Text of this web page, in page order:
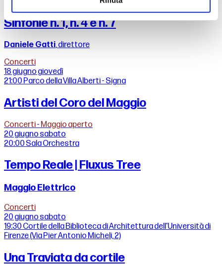
Sinfonie n. 1, n. 4 e n. 7
Daniele Gatti, direttore
Concerti
18 giugno giovedì
21:00 Parco della Villa Alberti - Signa
Artisti del Coro del Maggio
Concerti- Maggio aperto
20 giugno sabato
20:00 Sala Orchestra
Tempo Reale | Fluxus Tree
Maggio Elettrico
Concerti
20 giugno sabato
19:30 Cortile della Biblioteca di Architettura dell'Università di
Firenze (Via Pier Antonio Micheli, 2)
Una Traviata da cortile